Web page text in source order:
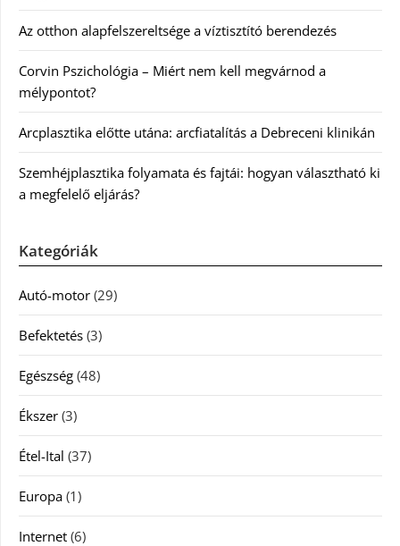
Az otthon alapfelszereltsége a víztisztító berendezés
Corvin Pszichológia – Miért nem kell megvárnod a
mélypontot?
Arcplasztika előtte utána: arcfiatalítás a Debreceni klinikán
Szemhéjplasztika folyamata és fajtái: hogyan választható ki
a megfelelő eljárás?
Kategóriák
Autó-motor (29)
Befektetés (3)
Egészség (48)
Ékszer (3)
Étel-Ital (37)
Europa (1)
Internet (6)